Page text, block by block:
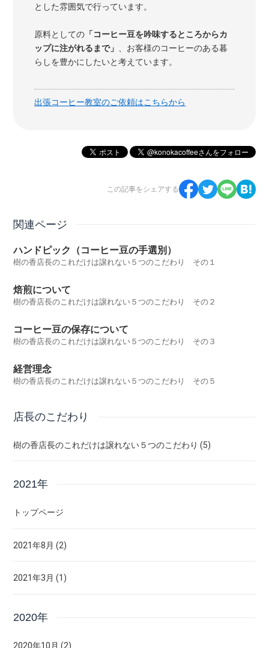
とした雰囲気で行っています。
原料としての 「コーヒー豆を吟味するところからカ
ップに注がれるまで」 、お客様のコーヒーのある暮
らしを豊かにしたいと考えています。
出張コーヒー教室のご依頼はこちらから
この記事をシェアする
関連ページ
ハンドピック（コーヒー豆の手選別）
樹の香店長のこれだけは譲れない５つのこだわり その１
焙煎について
樹の香店長のこれだけは譲れない５つのこだわり その２
コーヒー豆の保存について
樹の香店長のこれだけは譲れない５つのこだわり その３
経営理念
樹の香店長のこれだけは譲れない５つのこだわり その５
店長のこだわり
樹の香店長のこれだけは譲れない５つのこだわり (5)
2021年
トップページ
2021年8月 (2)
2021年3月 (1)
2020年
2020年10月 (2)